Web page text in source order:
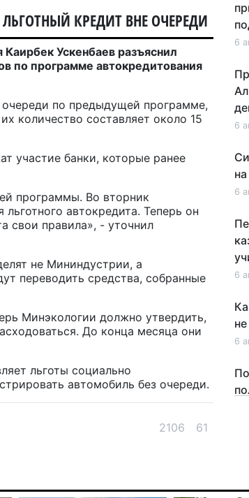
КРЕДИТ ВНЕ ОЧЕРЕДИ
Ускенбаев разъяснил
по программе автокредитования
по предыдущей программе,
количество составляет около 15
участие банки, которые ранее
программы. Во вторник
автокредита. Теперь он
свои правила», - уточнил
не Мининдустрии, а
переводить средства, собранные
Минэкологии должно утвердить,
До конца месяца они
льготы социально
автомобиль без очереди.
2106 61
6
6
6
6
6